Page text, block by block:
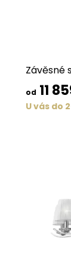
Závěsné
od 11
U vás do